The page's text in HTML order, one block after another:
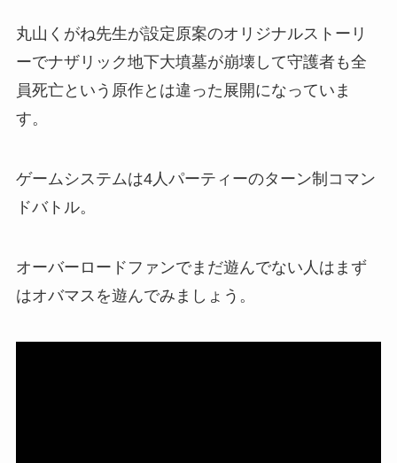
丸山くがね先生が設定原案のオリジナルストーリ
ーでナザリック地下大墳墓が崩壊して守護者も全
員死亡という原作とは違った展開になっていま
す。
ゲームシステムは4人パーティーのターン制コマン
ドバトル。
オーバーロードファンでまだ遊んでない人はまず
はオバマスを遊んでみましょう。